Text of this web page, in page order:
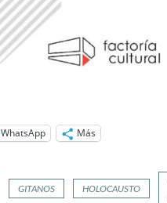
WhatsApp
Más
GITANOS HOLOCAUSTO